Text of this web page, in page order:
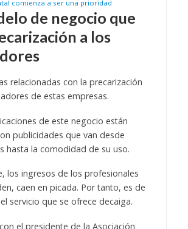
comienza a ser una prioridad
de negocio que
a los
relacionadas con la precarización
de estas empresas.
de este negocio están
publicidades que van desde
hasta la comodidad de su uso.
los ingresos de los profesionales
caen en picada. Por tanto, es de
servicio que se ofrece decaiga.
el presidente de la Asociación